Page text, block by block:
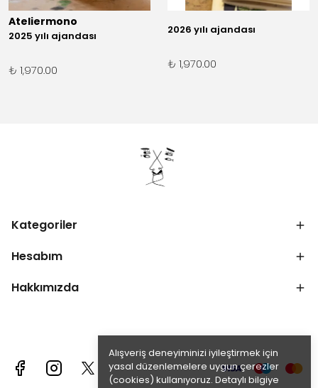
Alışveriş deneyiminizi iyileştirmek için
yasal düzenlemelere uygun çerezler
(cookies) kullanıyoruz. Detaylı bilgiye
Ateliermono
2025 yılı ajandası
₺ 1,970.00
2026 yılı ajandası
₺ 1,970.00
Kategoriler
Hesabım
Hakkımızda